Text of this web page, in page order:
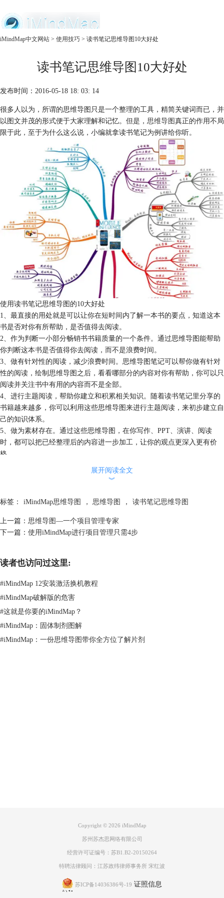
服务
iMindMap中文网站 > 使用技巧 > 读书笔记思维导图10大好处
读书笔记思维导图10大好处
发布时间：2016-05-18 18: 03: 14
很多人以为，所谓的思维导图只是一个整理的工具，精简关键词而已，并
以图文并茂的形式便于大家理解和记忆。但是， 思维导图真正的作用不局
限于此，至于为什么这么说，小编就拿读书笔记为例讲给你听。
使用读书笔记思维导图的10大好处
1、最直接的用处就是可以让你在短时间内了解一本书的要点，知道这本
书是否对你有所帮助，是否值得去阅读。
2、作为判断一小部分畅销书书籍质量的一个条件。通过思维导图能帮助
你判断这本书是否值得你去阅读，而不是浪费时间。
3、做有针对性的阅读，减少浪费时间。思维导图笔记可以帮你做有针对
性的阅读，绘制思维导图之后，看看哪部分的内容对你有帮助，你可以只
阅读并关注书中有用的内容而不是全部。
4、进行主题阅读，帮助你建立和积累相关知识。随着读书笔记里分享的
书籍越来越多，你可以利用这些思维导图来进行主题阅读，来初步建立自
己的知识体系。
5、做为素材存在。通过这些思维导图，在你写作、PPT、演讲、阅读
时，都可以把已经整理后的内容进一步加工，让你的观点更深入更有价
格。
6、帮助自己深入阅读，要阅读的时更加关注重点。在完成思维导图笔记
的过程中，整理归纳书的要点，梳理书中的整理框架。当整理完书的要点
角度，对内容进行从新排列组合，让这些内容更清晰、更有逻辑性。
对某一方面有了更为深入的思考和了解之后，你再回过头看看当初做的思
维导图，经常会发现当初的无知和浅薄。现在看自己几年前做的思维导
8、扩大影响力，吸引同好。如果你能坚持针对某一个主题完成10本书以
上的读书笔记思维导图，分享而让你得到更多，坚持时间越长，收获越
多。
9、思维导图只是一种浅阅读，并不能完全代替读书。
10、帮助你找工作。当你自己形成一个主题阅读或笔记并分享出来，然后
在简历中附上一个短链接，说明这些是我读过的书和笔记，平时使用思维
导图的方式进行分享。HR可以通过这些笔记对你有更为深入的了解，你
的阅读记录也是展现自己能力的方式之一，不管你是学生还是有经验的职
展开阅读全文
︾
标签： iMindMap思维导图 ， 思维导图 ， 读书笔记思维导图
上一篇： 思维导图—一个项目管理专家
下一篇： 使用iMindMap进行项目管理只需4步
读者也访问过这里:
#iMindMap 12安装激活换机教程
#iMindMap破解版的危害
#这就是你要的iMindMap？
#iMindMap：固体制剂图解
#iMindMap：一份思维导图带你全方位了解片剂
Copyright © 2026 iMindMap
苏州苏杰思网络有限公司
经营许可证编号：苏B1.B2-20150264
特聘法律顾问：江苏政纬律师事务所 宋红波
苏ICP备14036386号-19 证照信息